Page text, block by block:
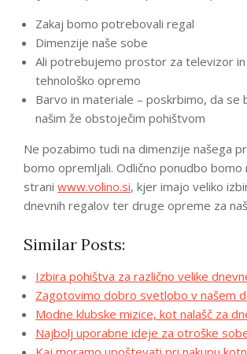
Zakaj bomo potrebovali regal
Dimenzije naše sobe
Ali potrebujemo prostor za televizor
tehnološko opremo
Barvo in materiale – poskrbimo, da se
našim že obstoječim pohištvom
Ne pozabimo tudi na dimenzije našega
bomo opremljali. Odlično ponudbo bomo
strani www.volino.si, kjer imajo veliko
dnevnih regalov ter druge opreme za
Similar Posts:
Izbira pohištva za različno velike
Zagotovimo dobro svetlobo v našem
Modne klubske mizice, kot nalašč za
Najbolj uporabne ideje za otroške